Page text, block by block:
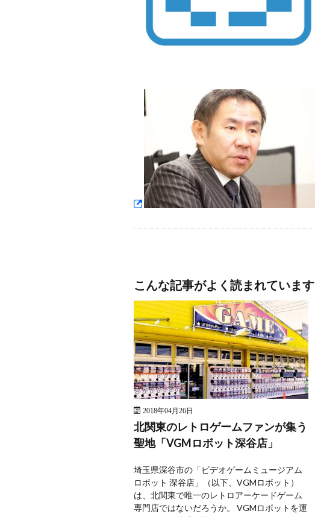
こんな記事がよく読まれています
2018年04月26日
北関東のレトロゲームファンが集う
聖地「VGMロボット深谷店」
埼玉県深谷市の「ビデオゲームミュージアム
ロボット 深谷店」（以下、VGMロボット）
は、北関東で唯一のレトロアーケードゲーム
専門店ではないだろうか。 VGMロボットを運